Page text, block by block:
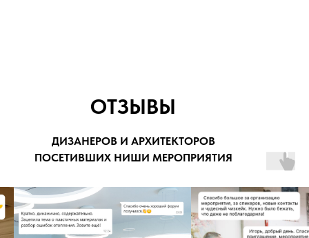
ОТЗЫВЫ
ДИЗАНЕРОВ И АРХИТЕКТОРОВ
ПОСЕТИВШИХ НИШИ МЕРОПРИЯТИЯ